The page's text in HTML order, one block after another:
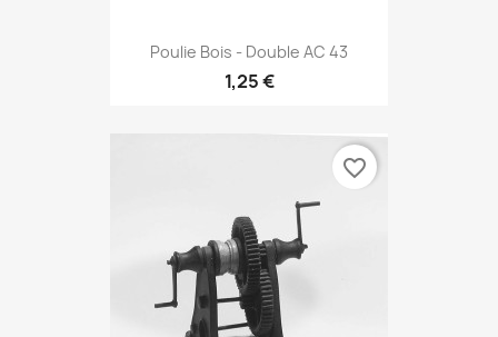
Poulie Bois - Double AC 43
1,25 €
favorite_border